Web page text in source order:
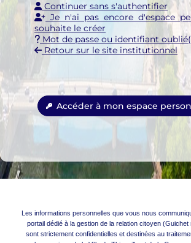
Continuer sans s'authentifier
Je n'ai pas encore d'espace
souhaite le créer
Mot de passe ou identifiant
Retour sur le site institutionnel
Accéder à mon espace
Les informations personnelles que vous nous
portail dédié à la gestion de la relation citoyen (Guichet
sont strictement confidentielles et destinées au